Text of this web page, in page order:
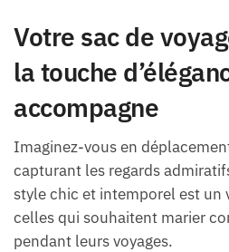
Votre sac de
la touche
accompagne
Imaginez-vous en
capturant les regards
style chic et intemporel est un
celles qui souhaitent marier
pendant leurs voyages.